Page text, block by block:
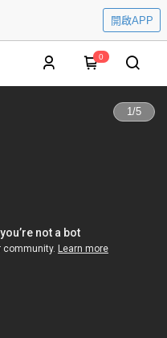
開啟APP
0
1/5